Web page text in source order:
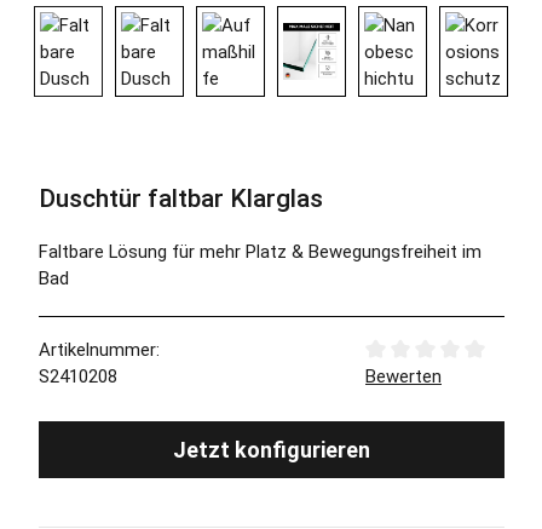
Duschtür faltbar Klarglas
Faltbare Lösung für mehr Platz & Bewegungsfreiheit im
Bad
Artikelnummer:
S2410208
Durchschnittliche
Bewerten
Jetzt konfigurieren